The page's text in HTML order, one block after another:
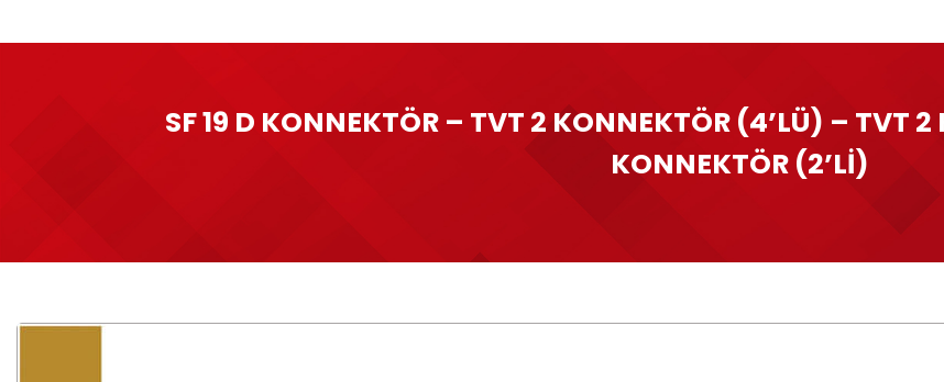
SF 19 D KONNEKTÖR – TVT 2 KONNEKTÖR (4’LÜ) – TVT
KONNEKTÖR (2’Lİ)